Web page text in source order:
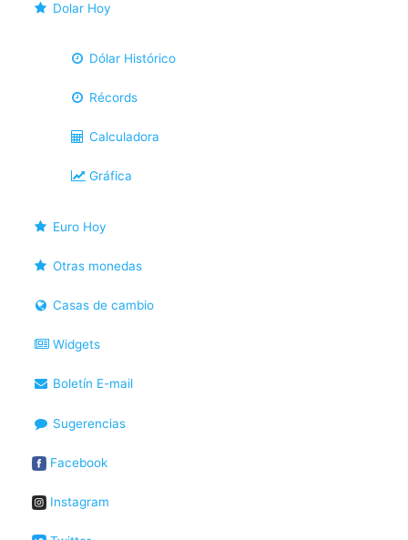
Dolar Hoy
Dólar Histórico
Récords
Calculadora
Gráfica
Euro Hoy
Otras monedas
Casas de cambio
Widgets
Boletín E-mail
Sugerencias
Facebook
Instagram